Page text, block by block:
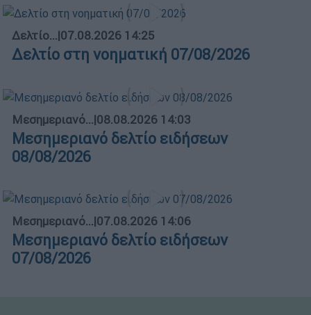
Δελτίο...|07.08.2026 14:25
Δελτίο στη νοηματική 07/08/2026
Μεσημεριανό...|08.08.2026 14:03
Μεσημεριανό δελτίο ειδήσεων
08/08/2026
Μεσημεριανό...|07.08.2026 14:06
Μεσημεριανό δελτίο ειδήσεων
07/08/2026